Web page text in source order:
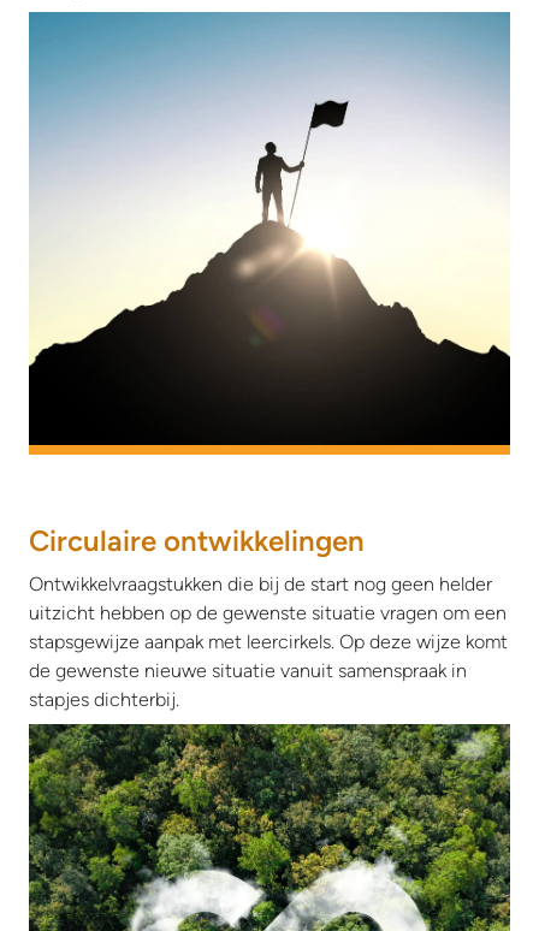
Circulaire ontwikkelingen
Ontwikkelvraagstukken die bij de start nog geen helder
uitzicht hebben op de gewenste situatie vragen om een
stapsgewijze aanpak met leercirkels. Op deze wijze komt
de gewenste nieuwe situatie vanuit samenspraak in
stapjes dichterbij.